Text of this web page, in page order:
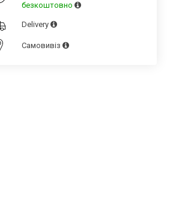
безкоштовно
Delivery
Cамовивіз